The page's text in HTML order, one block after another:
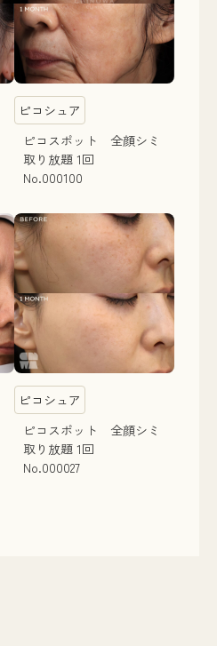
ピコシュア
ピコスポット 全顔シミ
取り放題 1回
No.000100
ピコシュア
ピコスポット 全顔シミ
取り放題 1回
No.000027